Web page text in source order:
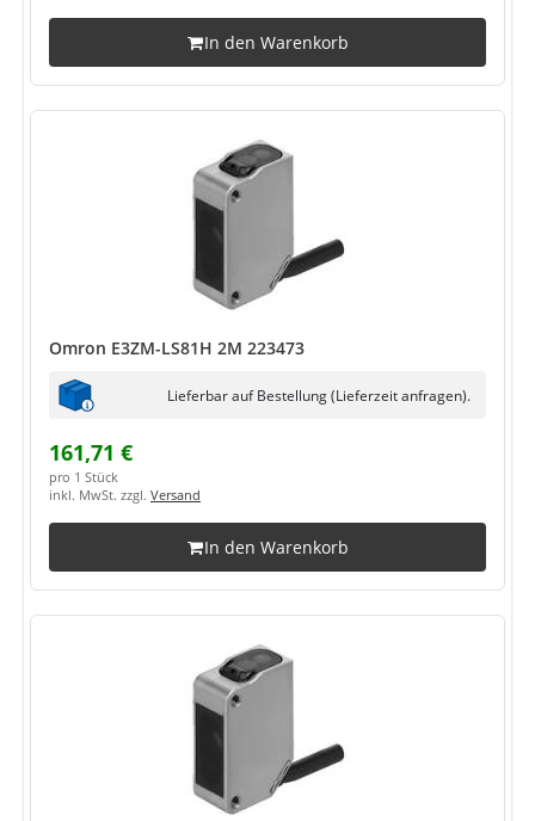
In den Warenkorb
Omron E3ZM-LS81H 2M 223473
Lieferbar auf Bestellung (Lieferzeit anfragen).
161,71 €
pro 1 Stück
inkl. MwSt. zzgl. Versand
In den Warenkorb